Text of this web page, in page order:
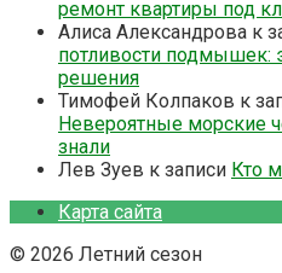
ремонт квартиры под
Алиса Александрова к
потливости
решения
Тимофей Колпаков к
Невероятные морские
знали
Лев Зуев к записи Кто
Карта сайта
© 2026 Летний сезон